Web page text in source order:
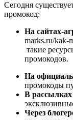
Сегодня
промокод:
На сайтах-
marks.ru/kak-
такие
промокодов.
На
промокоды
В рассылках
Через